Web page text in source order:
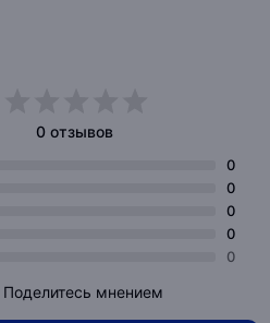
0 отзывов
0
0
0
0
0
Поделитесь мнением